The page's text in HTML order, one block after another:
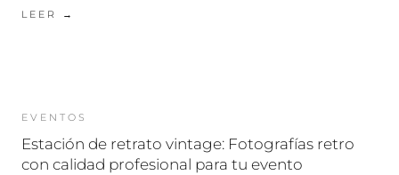
LEER →
EVENTOS
Estación de retrato vintage: Fotografías retro
con calidad profesional para tu evento